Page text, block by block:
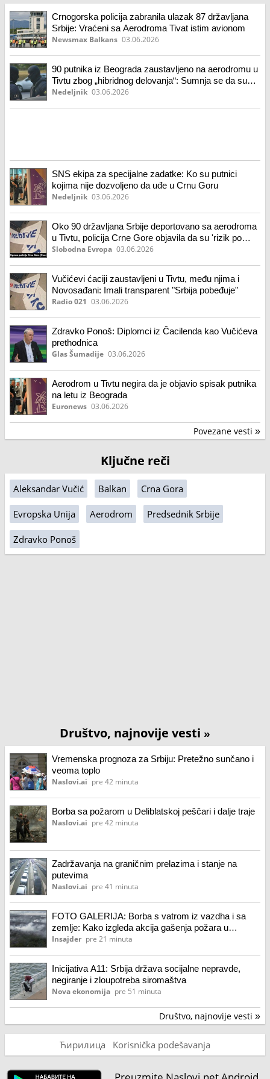
Crnogorska policija zabranila ulazak 87 državljana
Srbije: Vraćeni sa Aerodroma Tivat istim avionom
Newsmax Balkans 03.06.2026
90 putnika iz Beograda zaustavljeno na aerodromu u
Tivtu zbog „hibridnog delovanja“: Sumnja se da su
„neformalno obezbeđenje Vučića“
Nedeljnik 03.06.2026
SNS ekipa za specijalne zadatke: Ko su putnici
kojima nije dozvoljeno da uđe u Crnu Goru
Nedeljnik 03.06.2026
Oko 90 državljana Srbije deportovano sa aerodroma
u Tivtu, policija Crne Gore objavila da su 'rizik po
bezbednost'
Slobodna Evropa 03.06.2026
Vučićevi ćaciji zaustavljeni u Tivtu, među njima i
Novosađani: Imali transparent "Srbija pobeđuje"
Radio 021 03.06.2026
Zdravko Ponoš: Diplomci iz Čacilenda kao Vučićeva
prethodnica
Glas Šumadije 03.06.2026
Aerodrom u Tivtu negira da je objavio spisak putnika
na letu iz Beograda
Euronews 03.06.2026
Povezane vesti »
Ključne reči
Aleksandar Vučić Balkan Crna Gora
Evropska Unija Aerodrom Predsednik Srbije
Zdravko Ponoš
Društvo, najnovije vesti »
Vremenska prognoza za Srbiju: Pretežno sunčano i
veoma toplo
Naslovi.ai pre 42 minuta
Borba sa požarom u Deliblatskoj peščari i dalje traje
Naslovi.ai pre 42 minuta
Zadržavanja na graničnim prelazima i stanje na
putevima
Naslovi.ai pre 41 minuta
FOTO GALERIJA: Borba s vatrom iz vazdha i sa
zemlje: Kako izgleda akcija gašenja požara u
Deliblatskoj peščari
Insajder pre 21 minuta
Inicijativa A11: Srbija država socijalne nepravde,
negiranje i zloupotreba siromaštva
Nova ekonomija pre 51 minuta
Društvo, najnovije vesti »
Ћирилица Korisnička podešavanja